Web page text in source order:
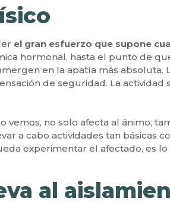
el gran esfuerzo que supone
hormonal, hasta el punto de
en la apatía más absoluta.
de seguridad. La actividad
no solo afecta al ánimo,
a cabo actividades tan básicas
experimentar el afectado, es
al